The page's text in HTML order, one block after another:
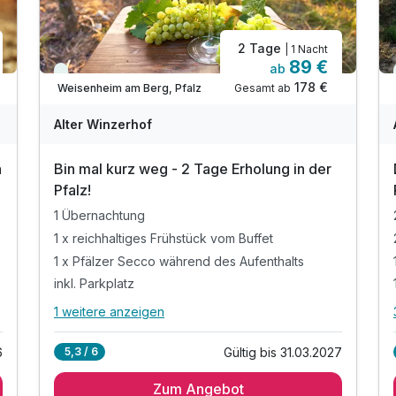
Viele Termine frei
Weisenheim am Berg, Pfalz
2 Tage | 1 Nacht
ab 89 €
Gesamt ab 178 €
Alter Winzerhof
Bin mal kurz weg - 2 Tage Erholung in der
Pfalz!
1 Übernachtung
1 x reichhaltiges Frühstück vom Buffet
1 x Pfälzer Secco während des Aufenthalts
inkl. Parkplatz
Alle Inklusivleistungen
1 x reichhaltiges Frühstück vom Buffet
1 weitere anzeigen
5,3 / 6 Gültig bis 31.03.2027
Zum Angebot